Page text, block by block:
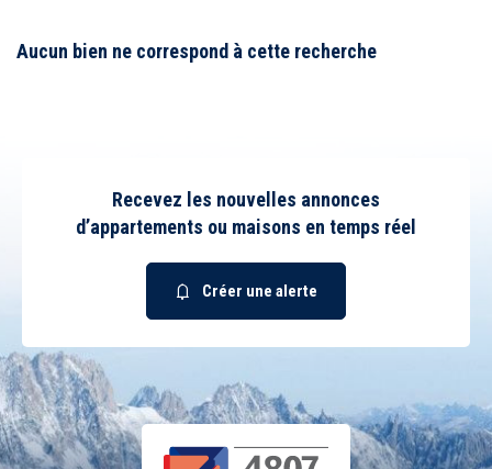
1 2 3 4 5 7
Tous Oui
Non
Peu importe
Immédiatement
Piscine
Parking
chaussée
Aucun bien ne correspond à cette recherche
Recevez les nouvelles annonces
d’appartements ou maisons en temps réel
Créer une alerte